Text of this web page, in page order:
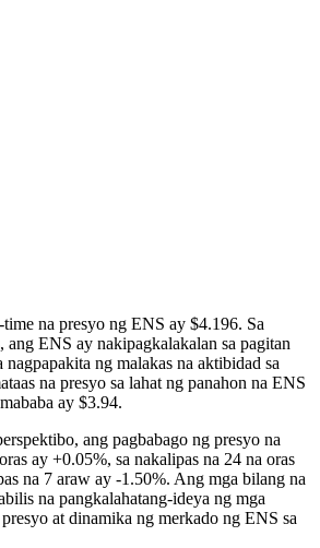
na presyo ng ENS ay $4.196. Sa
ang ENS ay nakipagkalakalan sa pagitan
ng malakas na aktibidad sa
na presyo sa lahat ng panahon na ENS
ay $3.94.
ang pagbabago ng presyo na
ay +0.05%, sa nakalipas na 24 na oras
na 7 araw ay -1.50%. Ang mga bilang na
na pangkalahatang-ideya ng mga
at dinamika ng merkado ng ENS sa